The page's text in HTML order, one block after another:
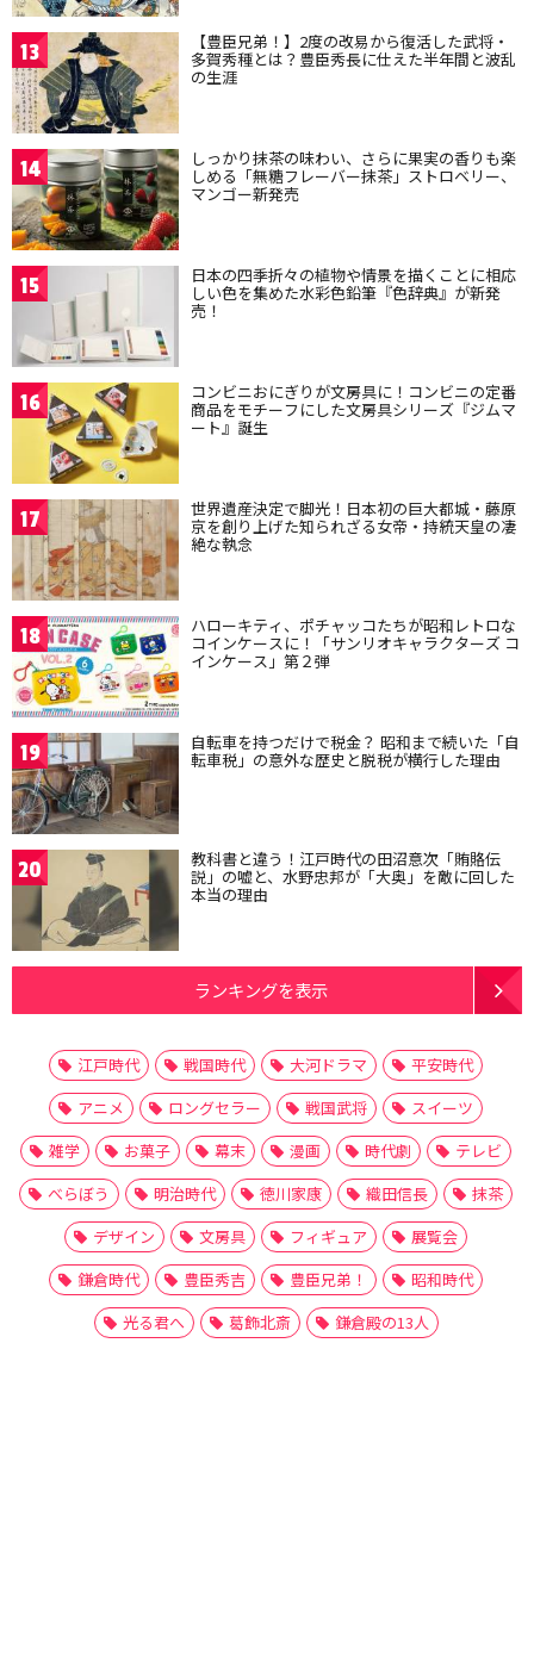
13 【豊臣兄弟！】2度の改易から復活した武将・
多賀秀種とは？豊臣秀長に仕えた半年間と波乱
の生涯
14 しっかり抹茶の味わい、さらに果実の香りも楽
しめる「無糖フレーバー抹茶」ストロベリー、
マンゴー新発売
15 日本の四季折々の植物や情景を描くことに相応
しい色を集めた水彩色鉛筆『色辞典』が新発
売！
16 コンビニおにぎりが文房具に！コンビニの定番
商品をモチーフにした文房具シリーズ『ジムマ
ート』誕生
17 世界遺産決定で脚光！日本初の巨大都城・藤原
京を創り上げた知られざる女帝・持統天皇の凄
絶な執念
18 ハローキティ、ポチャッコたちが昭和レトロな
コインケースに！「サンリオキャラクターズ コ
インケース」第２弾
19 自転車を持つだけで税金？ 昭和まで続いた「自
転車税」の意外な歴史と脱税が横行した理由
20 教科書と違う！江戸時代の田沼意次「賄賂伝
説」の嘘と、水野忠邦が「大奥」を敵に回した
本当の理由
ランキングを表示
江戸時代 戦国時代 大河ドラマ
平安時代
アニメ
ロングセラー 戦国武将
スイーツ
雑学
お菓子 幕末 漫画 時代劇
テレビ
べらぼう
明治時代 徳川家康 織田信長
抹茶
デザイン
文房具 フィギュア
展覧会
鎌倉時代
豊臣秀吉 豊臣兄弟！
昭和時代
光る君へ
葛飾北斎 鎌倉殿の13人